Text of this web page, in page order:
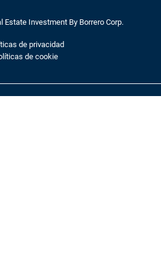
Estate Investment By Borrero Corp.
de privacidad
de cookie